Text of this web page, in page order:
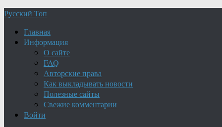
Русский Топ
Главная
Информация
О сайте
FAQ
Авторские права
Как выкладывать новости
Полезные сайты
Свежие комментарии
Войти